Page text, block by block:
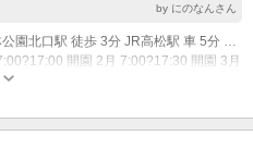
by にのなんさん
開園 2月 7:00?17:30 開園 3月
開園 6月?8月 5:30?19:00 開園 9月
園 11月 6:30?17:00